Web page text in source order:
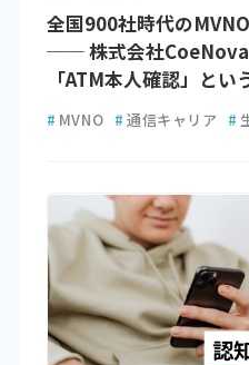
全国900社時代の
── 株式会社CoeNova
「ATM本人確認」と
# MVNO # 通信キャリア #